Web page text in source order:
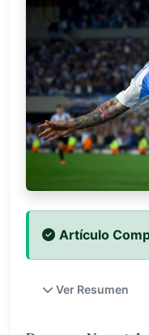
Artículo
Ver Resumen